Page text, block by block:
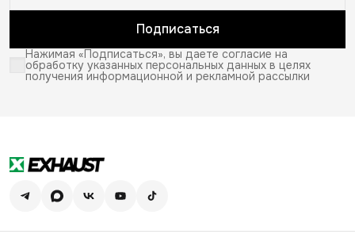
Подписаться
Нажимая «Подписаться», вы даете согласие на
обработку указанных персональных данных в целях
получения информационной и рекламной рассылки